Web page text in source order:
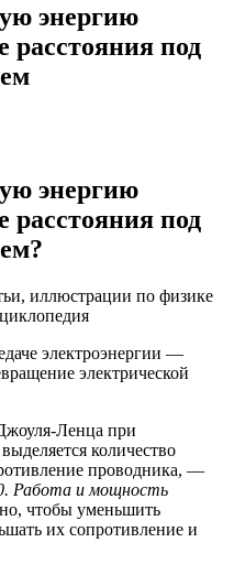
энергию
расстояния под
энергию
расстояния под
электроэнергии —
электрической
Ленца при
количество
проводника, —
Работа и мощность
чтобы уменьшить
их сопротивление и